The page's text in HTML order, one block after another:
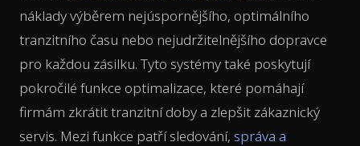
náklady výběrem nejúspornějšího, optimálního
tranzitního času nebo nejudržitelnějšího dopravce
pro každou zásilku. Tyto systémy také poskytují
pokročilé funkce optimalizace, které pomáhají
firmám zkrátit tranzitní doby a zlepšit zákaznický
servis. Mezi funkce patří sledování, správa a